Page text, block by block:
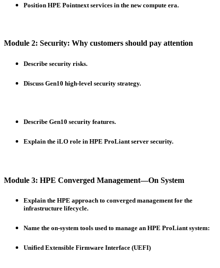
Position HPE Pointnext services in the new compute era.
Module 2: Security: Why customers should pay attention
Describe security risks.
Discuss Gen10 high-level security strategy.
Describe Gen10 security features.
Explain the iLO role in HPE ProLiant server security.
Module 3: HPE Converged Management—On System
Explain the HPE approach to converged management for the
infrastructure lifecycle.
Name the on-system tools used to manage an HPE ProLiant system:
Unified Extensible Firmware Interface (UEFI)